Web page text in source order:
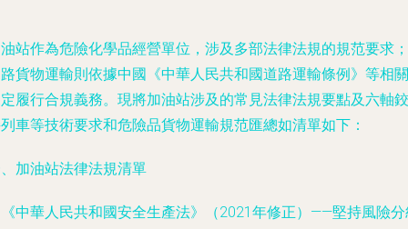
站作為危險化學品經營單位，涉及多部法律法規的規范要求；
貨物運輸則依據中國《中華人民共和國道路運輸條例》等相關
履行合規義務。現將加油站涉及的常見法律法規要點及六軸鉸
車等技術要求和危險品貨物運輸規范匯總如清單如下：
加油站法律法規清單
中華人民共和國安全生產法》（2021年修正）——堅持風險